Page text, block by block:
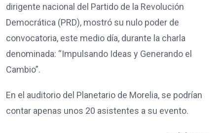
dirigente nacional del Partido de la Revolución
Democrática (PRD), mostró su nulo poder de
convocatoria, este medio día, durante la charla
denominada: “Impulsando Ideas y Generando el
Cambio”.
En el auditorio del Planetario de Morelia, se podrían
contar apenas unos 20 asistentes a su evento.